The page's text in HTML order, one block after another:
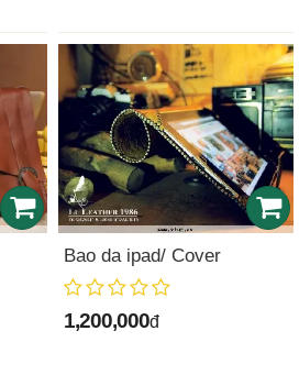
Bao da ipad/ Cover
1,200,000đ